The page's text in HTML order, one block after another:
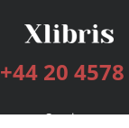
+44 20
Services